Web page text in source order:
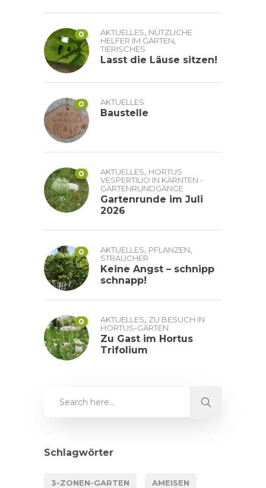
0 AKTUELLES, NÜTZLICHE
HELFER IM GARTEN,
TIERISCHES
Lasst die Läuse sitzen!
0 AKTUELLES
Baustelle
0 AKTUELLES, HORTUS
VESPERTILIO IN KÄRNTEN -
GARTENRUNDGÄNGE
Gartenrunde im Juli
2026
0 AKTUELLES, PFLANZEN,
STRÄUCHER
Keine Angst – schnipp
schnapp!
0 AKTUELLES, ZU BESUCH IN
HORTUS-GÄRTEN
Zu Gast im Hortus
Trifolium
Schlagwörter
3-ZONEN-GARTEN AMEISEN